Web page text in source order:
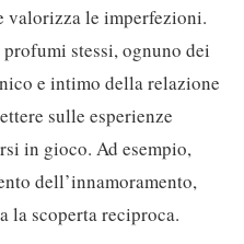
valorizza le imperfezioni.
stessi, ognuno dei
e intimo della relazione
sulle esperienze
in gioco. Ad esempio,
dell’innamoramento,
la scoperta reciproca.